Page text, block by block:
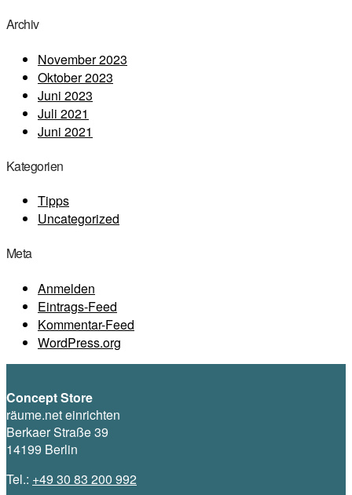
Archiv
November 2023
Oktober 2023
Juni 2023
Juli 2021
Juni 2021
Kategorien
Tipps
Uncategorized
Meta
Anmelden
Eintrags-Feed
Kommentar-Feed
WordPress.org
Concept Store
räume.net einrichten
Berkaer Straße 39
14199 Berlin
Tel.: +49 30 83 200 992